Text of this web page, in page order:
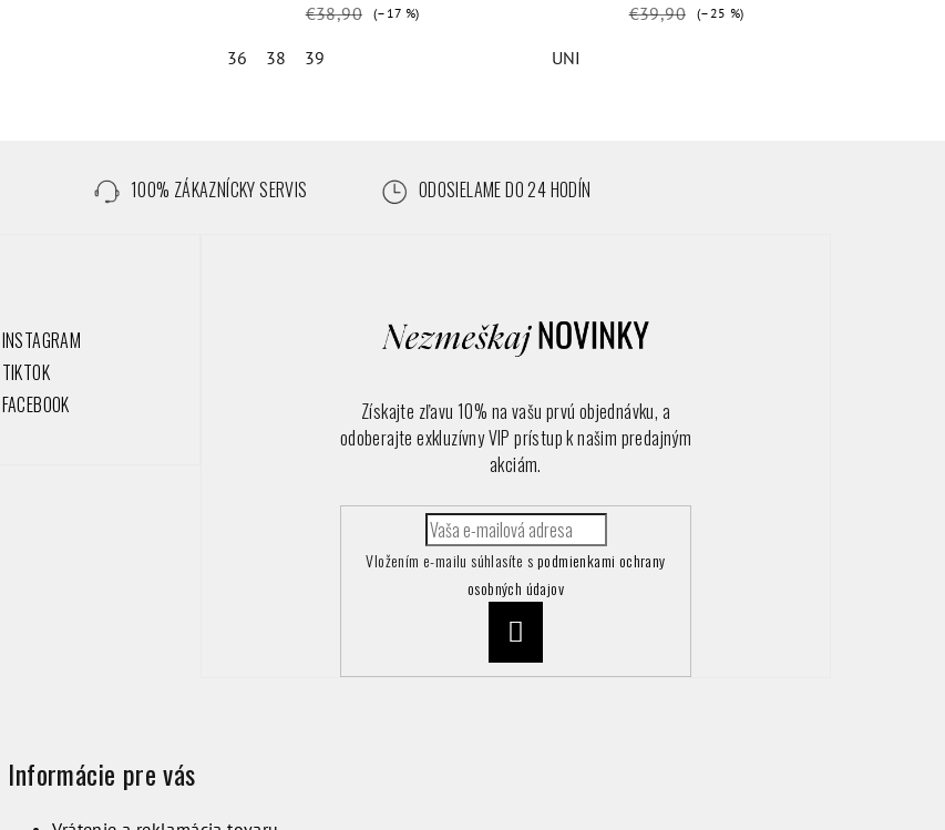
€38,90 (–17 %)
36 38 39
€39,90 (–25 %)
UNI
100% ZÁKAZNÍCKY SERVIS ODOSIELAME DO 24 HODÍN
INSTAGRAM
TIKTOK
FACEBOOK
Získajte zľavu 10% na vašu prvú objednávku, a
odoberajte exkluzívny VIP prístup k našim predajným
akciám.
Vložením e-mailu súhlasíte spodmienkami ochrany
osobných údajov
Informácie pre vás